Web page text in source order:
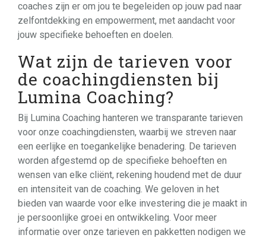
coaches zijn er om jou te begeleiden op jouw pad naar
zelfontdekking en empowerment, met aandacht voor
jouw specifieke behoeften en doelen.
Wat zijn de tarieven voor
de coachingdiensten bij
Lumina Coaching?
Bij Lumina Coaching hanteren we transparante tarieven
voor onze coachingdiensten, waarbij we streven naar
een eerlijke en toegankelijke benadering. De tarieven
worden afgestemd op de specifieke behoeften en
wensen van elke cliënt, rekening houdend met de duur
en intensiteit van de coaching. We geloven in het
bieden van waarde voor elke investering die je maakt in
je persoonlijke groei en ontwikkeling. Voor meer
informatie over onze tarieven en pakketten nodigen we